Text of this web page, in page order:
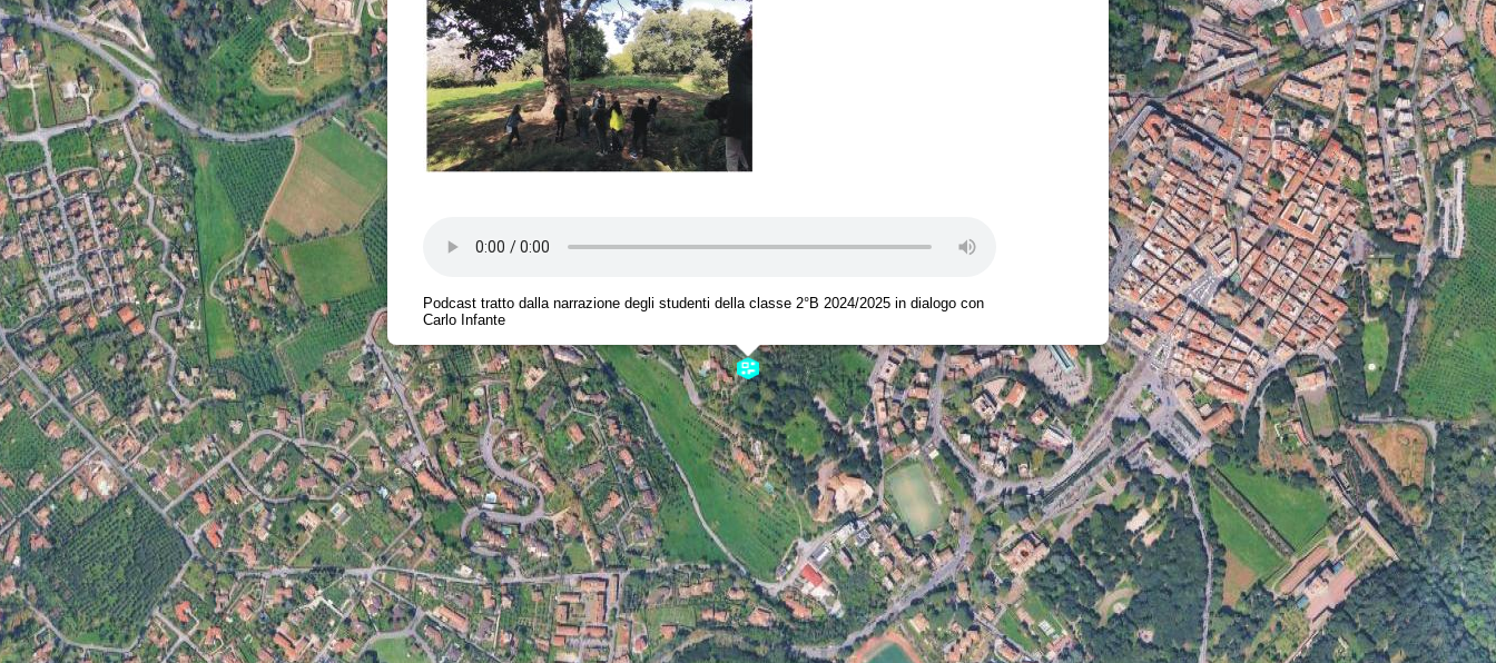
Podcast tratto dalla narrazione degli studenti della classe 2°B 2024/2025 in dialogo con
Carlo Infante
Liceo Classico-Linguistico-Scienze Umane M.T. Cicerone
Docente: Elena De Santis | Performing Media Maker: Roberto De Luca
Report finale
Tag:PaesaggiUmani 2024